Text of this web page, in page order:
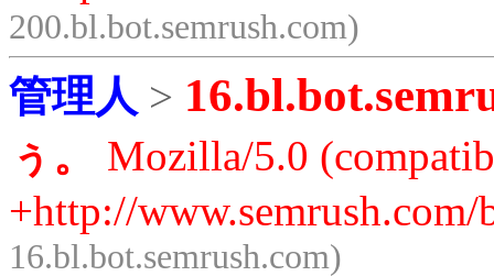
200.bl.bot.semrush.com)
管理人 >
ぅ。
Mozilla/5.0
+http://
16.bl.bot.semrush.com)